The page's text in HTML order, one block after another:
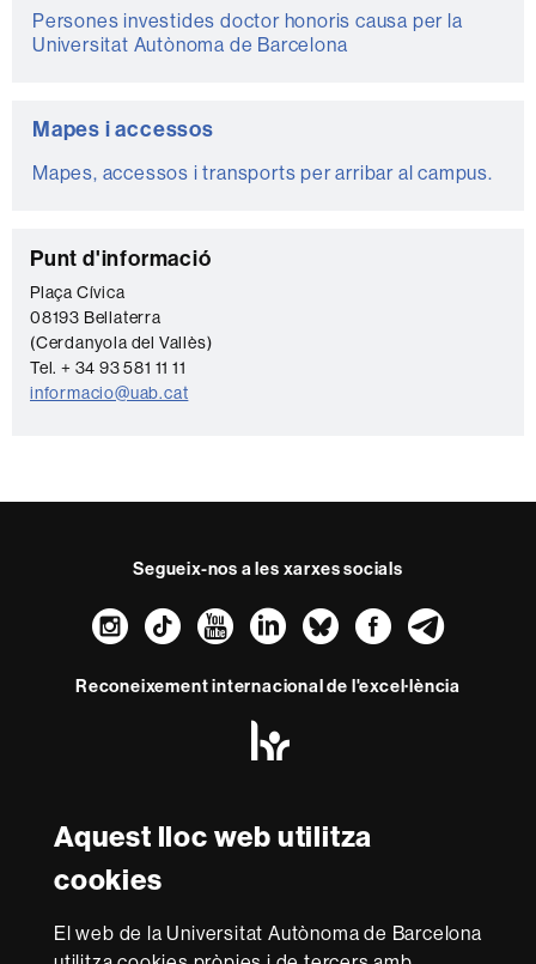
Aquest lloc web utilitza
cookies
El web de la Universitat Autònoma de Barcelona
Persones investides doctor honoris causa per la
Universitat Autònoma de Barcelona
Mapes i accessos
Mapes, accessos i transports per arribar al campus.
C
o
n
t
a
e
Punt d'informació
Plaça Cívica
08193 Bellaterra
(Cerdanyola del Vallès)
Tel. + 34 93 581 11 11
informacio@uab.cat
Segueix-nos a les xarxes socials
Instagram
TikTokYouTube
LinkedIn
Bluesky
Reconeixement internacional de l'excel·lència
-
Euraxess
Amb el finançament de
Sobre